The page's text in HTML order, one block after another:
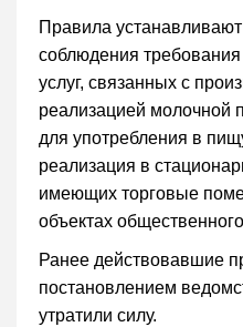
Правила
соблюдения требования
услуг, связанных с
реализацией молочной
для употребления в
реализация в
имеющих торговые
объектах
Ранее действовавшие
постановлением
утратили силу.